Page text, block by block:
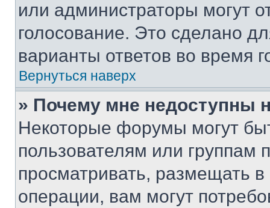
или администраторы могут
голосование. Это сделано
варианты ответов во время
Вернуться наверх
» Почему мне недоступны
Некоторые форумы могут
пользователям или группам
просматривать, размещать
операции, вам могут